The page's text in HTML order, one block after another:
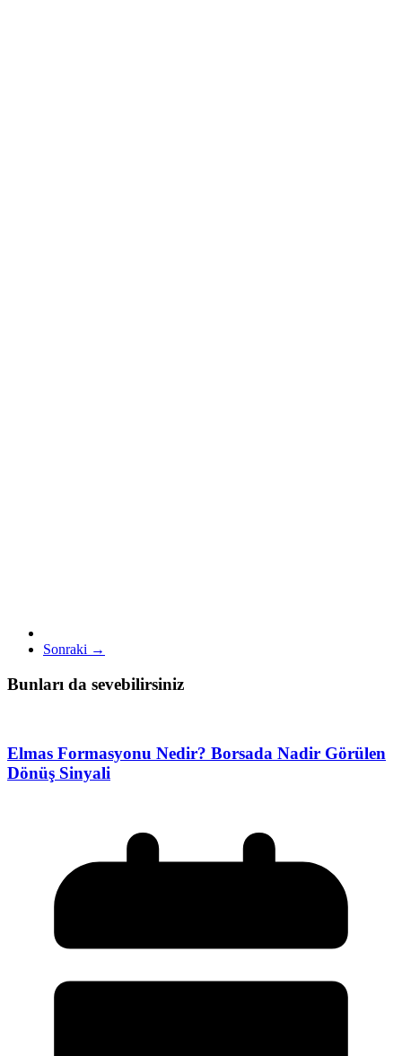
Sonraki →
Bunları da sevebilirsiniz
Elmas Formasyonu Nedir? Borsada Nadir Görülen
Dönüş Sinyali